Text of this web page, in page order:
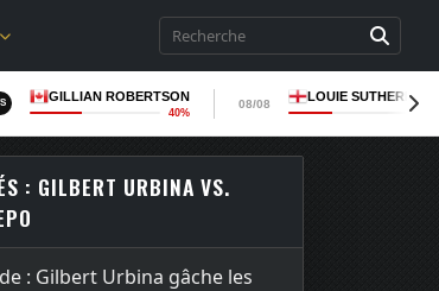
GILLIAN ROBERTSON
40%
08/08
LOUIE
: GILBERT URBINA VS.
: Gilbert Urbina gâche les